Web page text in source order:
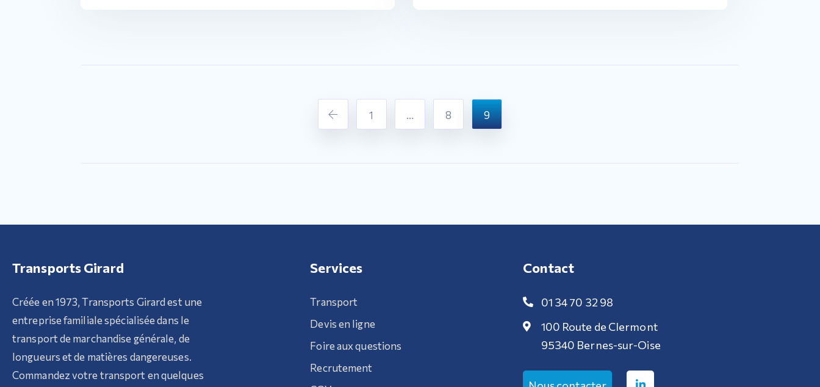
1 … 8 9
Transports Girard
Créée en 1973, Transports Girard est une
entreprise familiale spécialisée dans le
transport de marchandise générale, de
longueurs et de matières dangereuses.
Commandez votre transport en quelques
Services
Transport
Devis en ligne
Foire aux questions
Recrutement
Contact
01 34 70 32 98
100 Route de Clermont
95340 Bernes-sur-Oise